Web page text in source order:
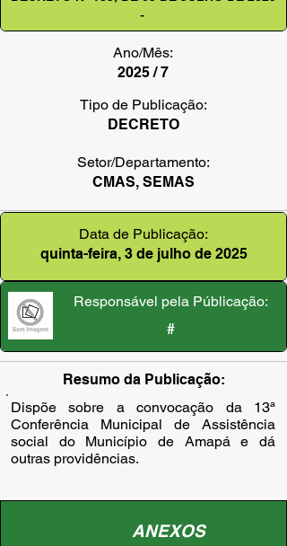
-
Ano/Mês:
2025 / 7
Tipo de Publicação:
DECRETO
Setor/Departamento:
CMAS, SEMAS
Data de Publicação:
quinta-feira, 3 de julho de 2025
Responsável pela Públicação:
#
Resumo da Publicação:
Dispõe sobre a convocação da 13ª
Conferência Municipal de Assistência
social do Município de Amapá e dá
outras providências.
ANEXOS